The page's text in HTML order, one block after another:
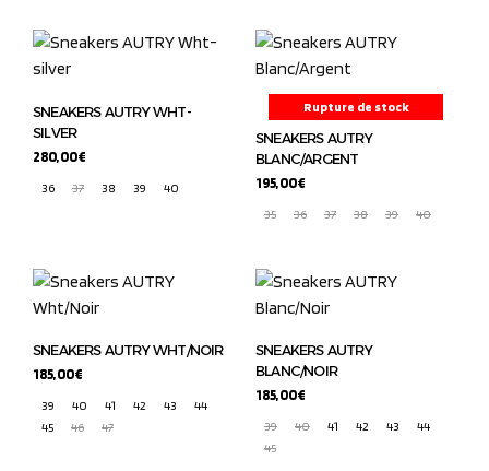
SNEAKERS AUTRY WHT-
SILVER
280,00€
36
37 38 39 40
Rupture de stock
SNEAKERS AUTRY
BLANC/ARGENT
195,00€
35
36 37 38 39 40
SNEAKERS AUTRY WHT/NOIR
185,00€
39
40 41 42 43
44
45
46 47
SNEAKERS AUTRY
BLANC/NOIR
185,00€
39
40 41 42 43
44
45